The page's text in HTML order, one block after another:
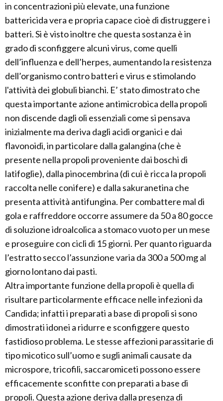
in concentrazioni più elevate, una funzione
battericida vera e propria capace cioè di distruggere i
batteri. Si è visto inoltre che questa sostanza è in
grado di sconfiggere alcuni virus, come quelli
dell’influenza e dell’herpes, aumentando la resistenza
dell’organismo contro batteri e virus e stimolando
l'attività dei globuli bianchi. E’ stato dimostrato che
questa importante azione antimicrobica della propoli
non discende dagli oli essenziali come si pensava
inizialmente ma deriva dagli acidi organici e dai
flavonoidi, in particolare dalla galangina (che è
presente nella propoli proveniente dai boschi di
latifoglie), dalla pinocembrina (di cui è ricca la propoli
raccolta nelle conifere) e dalla sakuranetina che
presenta attività antifungina. Per combattere mal di
gola e raffreddore occorre assumere da 50 a 80 gocce
di soluzione idroalcolica a stomaco vuoto per un mese
e proseguire con cicli di 15 giorni. Per quanto riguarda
l’estratto secco l’assunzione varia da 300 a 500 mg al
giorno lontano dai pasti.
Altra importante funzione della propoli è quella di
risultare particolarmente efficace nelle infezioni da
Candida; infatti i preparati a base di propoli si sono
dimostrati idonei a ridurre e sconfiggere questo
fastidioso problema. Le stesse affezioni parassitarie di
tipo micotico sull’uomo e sugli animali causate da
microspore, tricofili, saccaromiceti possono essere
efficacemente sconfitte con preparati a base di
propoli. Questa azione deriva dalla presenza di